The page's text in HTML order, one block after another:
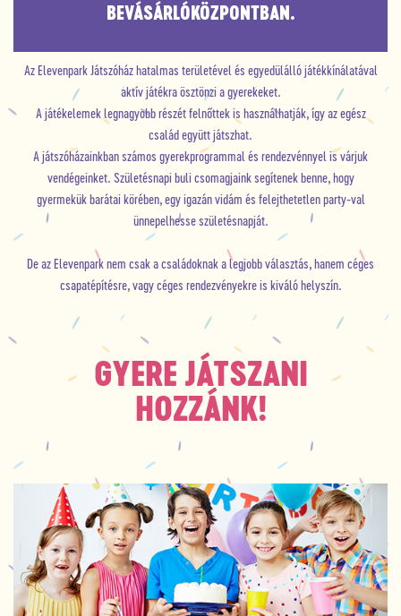
BEVÁSÁRLÓKÖZPONTBAN.
Az Elevenpark Játszóház hatalmas területével és egyedülálló játékkínálatával
aktív játékra ösztönzi a gyerekeket.
A játékelemek legnagyobb részét felnőttek is használhatják, így az egész
család együtt játszhat.
A játszóházainkban számos gyerekprogrammal és rendezvénnyel is várjuk
vendégeinket. Születésnapi buli csomagjaink segítenek benne, hogy
gyermekük barátai körében, egy igazán vidám és felejthetetlen party-val
ünnepelhesse születésnapját.
De az Elevenpark nem csak a családoknak a legjobb választás, hanem céges
csapatépítésre, vagy céges rendezvényekre is kiváló helyszín.
GYERE JÁTSZANI
HOZZÁNK!